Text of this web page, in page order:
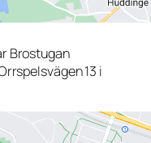
Brostugan
13 i